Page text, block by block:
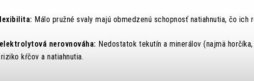
Málo pružné svaly majú obmedzenú schopnosť natiahnutia, čo
nerovnováha: Nedostatok tekutín a minerálov (najmä
kŕčov a natiahnutia.